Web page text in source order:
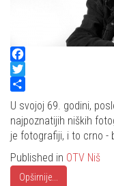
Facebook
Twitter
Share
U svojoj 69. godini,
najpoznatijih niških
je fotografiji, i to crno -
Published in OTV Niš
Opširnije...